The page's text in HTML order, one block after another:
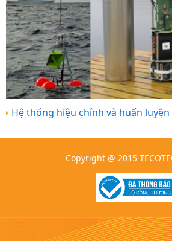
Hệ thống hiệu chỉnh và huấn
Copyright @ 2015